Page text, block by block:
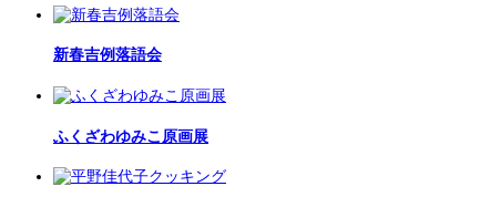
新春吉例落語会
ふくざわゆみこ原画展